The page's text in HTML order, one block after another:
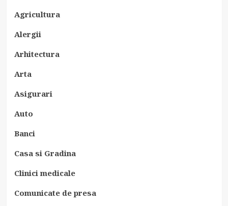
Agricultura
Alergii
Arhitectura
Arta
Asigurari
Auto
Banci
Casa si Gradina
Clinici medicale
Comunicate de presa